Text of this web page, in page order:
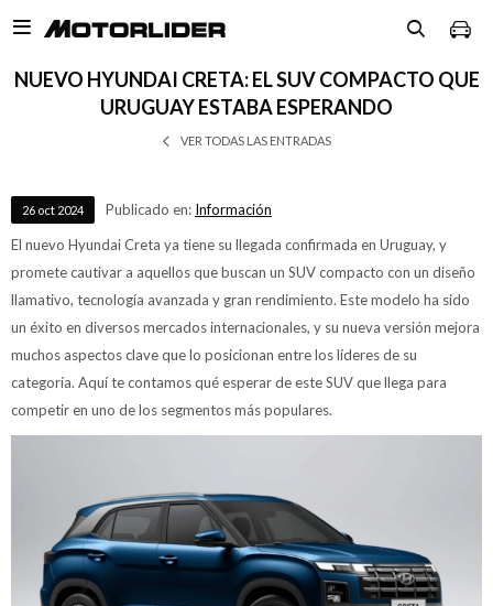

NUEVO HYUNDAI CRETA: EL SUV COMPACTO QUE
URUGUAY ESTABA ESPERANDO
VER TODAS LAS ENTRADAS
26 oct 2024 Publicado en: Información
El nuevo Hyundai Creta ya tiene su llegada confirmada en Uruguay, y
promete cautivar a aquellos que buscan un SUV compacto con un diseño
llamativo, tecnología avanzada y gran rendimiento. Este modelo ha sido
un éxito en diversos mercados internacionales, y su nueva versión mejora
muchos aspectos clave que lo posicionan entre los líderes de su
categoría. Aquí te contamos qué esperar de este SUV que llega para
competir en uno de los segmentos más populares.